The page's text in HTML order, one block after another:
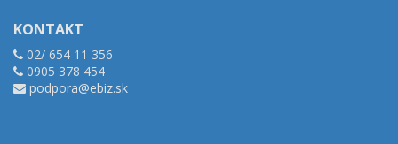
KONTAKT
02/ 654 11 356
0905 378 454
podpora@ebiz.sk